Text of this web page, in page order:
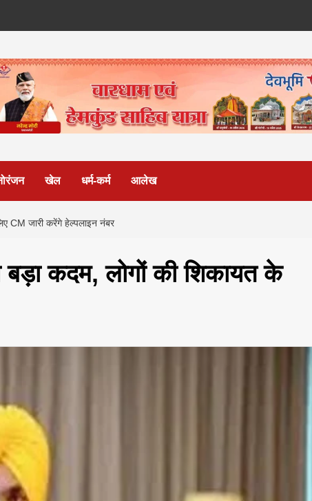
खेल धर्म-कर्म आलेख
CM जारी करेंगे हेल्पलाइन नंबर
कदम, लोगों की शिकायत के